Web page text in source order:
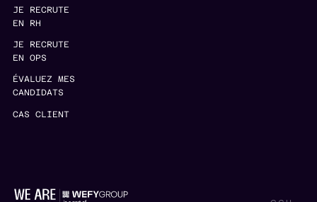
JE RECRUTE
EN RH
JE RECRUTE
EN OPS
ÉVALUEZ MES
CANDIDATS
CAS CLIENT